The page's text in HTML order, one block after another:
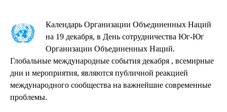
Календарь Организации Объединенных Наций
на 19 декабря, в День сотрудничества Юг-Юг
Организации Объединенных Наций.
Глобальные международные события декабря , всемирные
дни и мероприятия, являются публичной реакцией
международного сообщества на важнейшие современные
проблемы.